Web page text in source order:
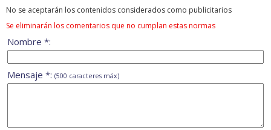
No se aceptarán los contenidos considerados como publicitarios
Se eliminarán los comentarios que no cumplan estas normas
Nombre *:
Mensaje *: (500 caracteres máx)